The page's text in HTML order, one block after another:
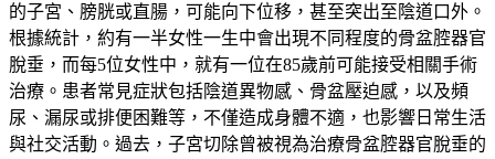
的子宮、膀胱或直腸，可能向下位移，甚至突出至陰道口外。
根據統計，約有一半女性一生中會出現不同程度的骨盆腔器官
脫垂，而每5位女性中，就有一位在85歲前可能接受相關手術
治療。患者常見症狀包括陰道異物感、骨盆壓迫感，以及頻
尿、漏尿或排便困難等，不僅造成身體不適，也影響日常生活
與社交活動。過去，子宮切除曾被視為治療骨盆腔器官脫垂的